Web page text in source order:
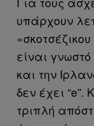
υπάρχουν
είναι
και την
δεν έχει “e”.
τριπλή